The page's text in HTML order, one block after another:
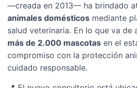
—creada en 2013— ha brindado
animales domésticos mediante
salud veterinaria. En lo que va de
más de 2.000 mascotas en el
compromiso con la protección
cuidado responsable.